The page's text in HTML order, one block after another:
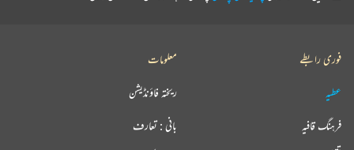
فوری رابطے
عطیہ
فرہنگ قافیہ
معلومات
ریختہ فاؤنڈیشن
بانی : تعارف